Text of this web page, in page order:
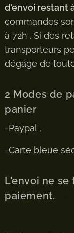
d'envoi restant
commandes
à 72h . Si des
transporteurs
dégage de
2 Modes de
panier
-Paypal ,
-Carte bleue
L'envoi ne
paiement.